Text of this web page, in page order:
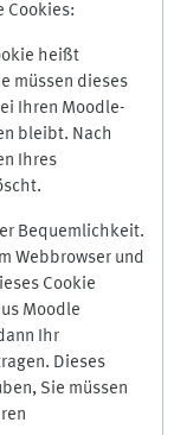
Cookies:
heißt
müssen dieses
Ihren Moodle-
bleibt. Nach
Ihres
Bequemlichkeit.
Webbrowser und
Cookie
Moodle
Ihr
Dieses
Sie müssen